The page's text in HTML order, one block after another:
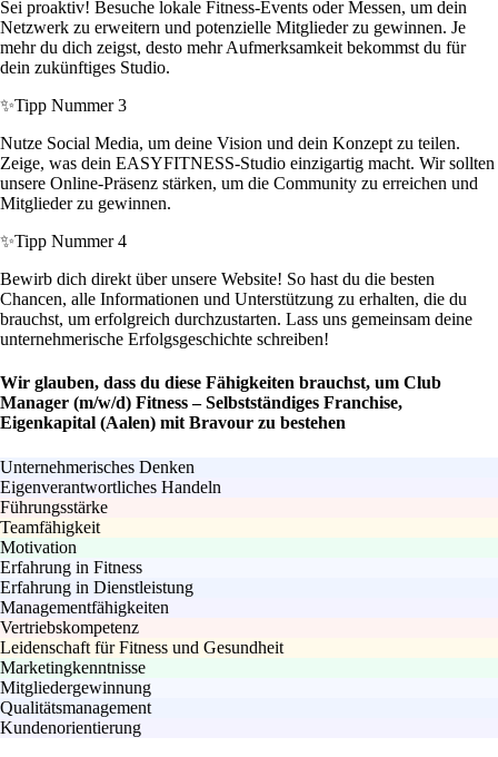
Sei proaktiv! Besuche lokale Fitness-Events oder Messen, um dein
Netzwerk zu erweitern und potenzielle Mitglieder zu gewinnen. Je
mehr du dich zeigst, desto mehr Aufmerksamkeit bekommst du für
dein zukünftiges Studio.
✨Tipp Nummer 3
Nutze Social Media, um deine Vision und dein Konzept zu teilen.
Zeige, was dein EASYFITNESS-Studio einzigartig macht. Wir sollten
unsere Online-Präsenz stärken, um die Community zu erreichen und
Mitglieder zu gewinnen.
✨Tipp Nummer 4
Bewirb dich direkt über unsere Website! So hast du die besten
Chancen, alle Informationen und Unterstützung zu erhalten, die du
brauchst, um erfolgreich durchzustarten. Lass uns gemeinsam deine
unternehmerische Erfolgsgeschichte schreiben!
Wir glauben, dass du diese Fähigkeiten brauchst, um Club
Manager (m/w/d) Fitness – Selbstständiges Franchise,
Eigenkapital (Aalen) mit Bravour zu bestehen
Unternehmerisches Denken
Eigenverantwortliches Handeln
Führungsstärke
Teamfähigkeit
Motivation
Erfahrung in Fitness
Erfahrung in Dienstleistung
Managementfähigkeiten
Vertriebskompetenz
Leidenschaft für Fitness und Gesundheit
Marketingkenntnisse
Mitgliedergewinnung
Qualitätsmanagement
Kundenorientierung